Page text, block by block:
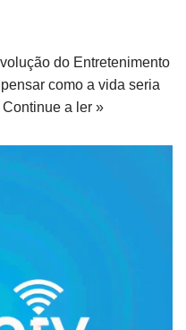
do Entretenimento
como a vida seria
Continue a ler »